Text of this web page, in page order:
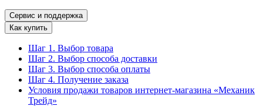
Сервис и поддержка
Как купить
Шаг 1. Выбор товара
Шаг 2. Выбор способа доставки
Шаг 3. Выбор способа оплаты
Шаг 4. Получение заказа
Условия продажи товаров интернет-магазина «Механик
Трейд»